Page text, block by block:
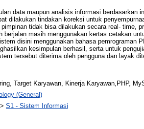
data maupun analisis informasi
dilakukan tindakan koreksi untuk
tidak bisa dilakukan secara real- time,
masih menggunakan kertas cetakan
disini menggunakan bahasa
kesimpulan berhasil, serta untuk
tersebut diterima oleh pengguna dan layak
Target Karyawan, Kinerja Karyawan,PHP,
(General)
S1 - Sistem Informasi